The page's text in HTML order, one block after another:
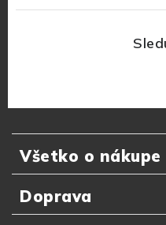
Všetko o nákupe
Odporúčania zákazníkov
Najčastejšie otázky
Doprava